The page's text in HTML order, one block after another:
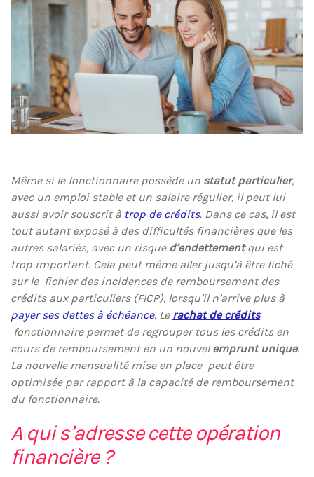
Même si le fonctionnaire possède un statut particulier,
avec un emploi stable et un salaire régulier, il peut lui
aussi avoir souscrit à trop de crédits. Dans ce cas, il est
tout autant exposé à des difficultés financières que les
autres salariés, avec un risque d’endettementqui est
trop important. Cela peut même aller jusqu’à être fiché
sur le fichier des incidences de remboursement des
crédits aux particuliers (FICP), lorsqu’il n’arrive plus à
payer ses dettes à échéance. Le rachat de crédits
fonctionnaire permet de regrouper tous les crédits en
cours de remboursement en un nouvelemprunt unique.
La nouvelle mensualité mise en place peut être
optimisée par rapport à la capacité de remboursement
du fonctionnaire.
A qui s’adresse cette opération
financière ?